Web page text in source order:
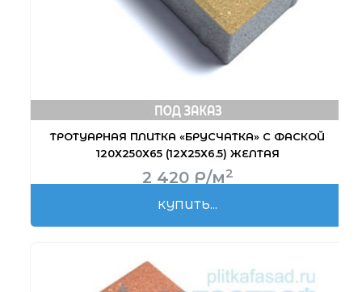
ТРОТУАРНАЯ ПЛИТКА «БРУСЧАТКА» С ФАСКОЙ
120Х250Х65 (12Х25Х6.5) ЖЕЛТАЯ
2 420 Р/м2
КУПИТЬ...